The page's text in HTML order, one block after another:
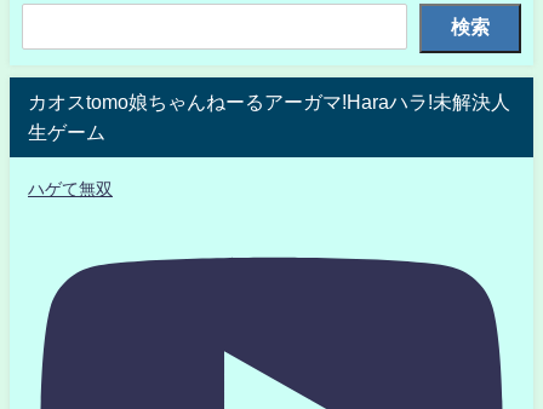
検索
カオスtomo娘ちゃんねーるアーガマ!Haraハラ!未解決人
生ゲーム
ハゲて無双